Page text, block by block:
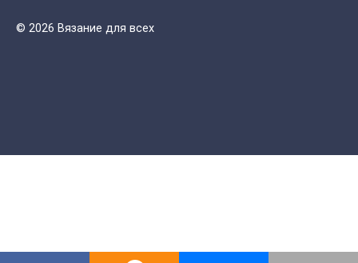
© 2026 Вязание для всех